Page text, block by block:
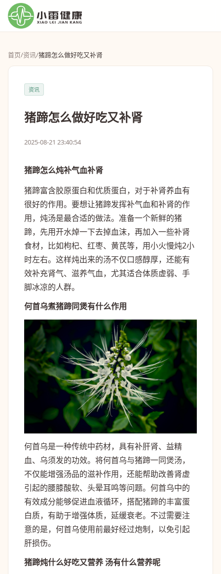
首页/资讯/猪蹄怎么做好吃又补肾
资讯
猪蹄怎么做好吃又补肾
2025-08-21 23:40:54
猪蹄怎么炖补气血补肾
猪蹄富含胶原蛋白和优质蛋白，对于补肾养血有
很好的作用。要想让猪蹄发挥补气血和补肾的作
用，炖汤是最合适的做法。准备一个新鲜的猪
蹄，先用开水焯一下去掉血沫，再加入一些补肾
食材，比如枸杞、红枣、黄芪等，用小火慢炖2小
时左右。这样炖出来的汤不仅口感醇厚，还能有
效补充肾气、滋养气血，尤其适合体质虚弱、手
脚冰凉的人群。
何首乌煮猪蹄同煲有什么作用
何首乌是一种传统中药材，具有补肝肾、益精
血、乌须发的功效。将何首乌与猪蹄一同煲汤，
不仅能增强汤品的滋补作用，还能帮助改善肾虚
引起的腰膝酸软、头晕耳鸣等问题。何首乌中的
有效成分能够促进血液循环，搭配猪蹄的丰富蛋
白质，有助于增强体质，延缓衰老。不过需要注
意的是，何首乌使用前最好经过炮制，以免引起
肝损伤。
猪蹄炖什么好吃又营养 汤有什么营养呢